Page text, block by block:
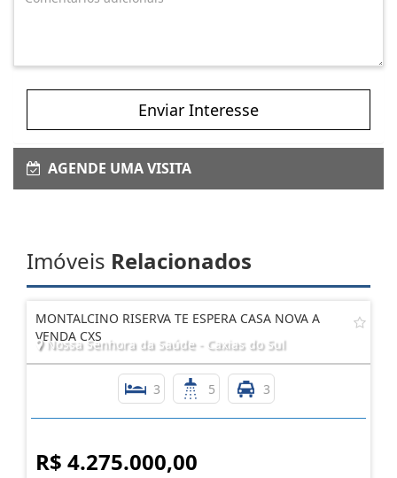
Enviar Interesse
ImóveisRelacionados
MONTALCINO RISERVA TE ESPERA CASA NOVA A
3